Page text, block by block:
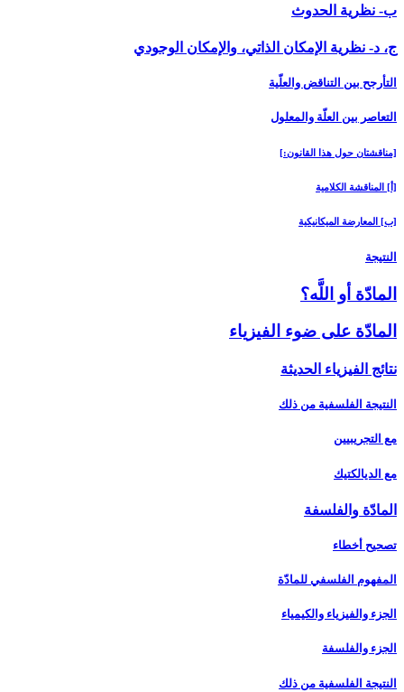
ب- نظرية الحدوث
ج، د- نظرية الإمكان الذاتي، والإمكان الوجودي
التأرجح بين التناقض والعلّية
التعاصر بين العلّة والمعلول‏
[مناقشتان حول هذا القانون:]
[أ] المناقشة الكلامية
[ب‏] المعارضة الميكانيكية
النتيجة
المادّة أو اللَّه؟
المادّة على ضوء الفيزياء
نتائج الفيزياء الحديثة
النتيجة الفلسفية من ذلك
مع التجريبيين
مع الديالكتيك
المادّة والفلسفة
تصحيح أخطاء
المفهوم الفلسفي للمادّة
الجزء والفيزياء والكيمياء
الجزء والفلسفة
النتيجة الفلسفية من ذلك